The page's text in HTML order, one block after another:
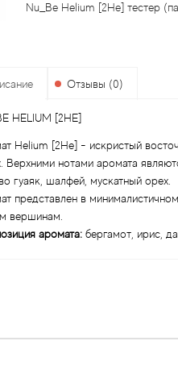
Nu_Be Helium [2He] тестер
Отзывы (0)
HELIUM [2HE]
Helium [2He] - искристый
Верхними нотами аромата
гуаяк, шалфей, мускатный орех.
представлен в
вершинам.
аромата: бергамот, ирис,